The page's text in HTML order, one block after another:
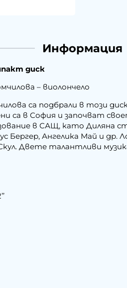
Информация
диск
– виолончело
са подбрали в този
са в София и започват
в САЩ, като Диляна
Ангелика Май и др.
Двете талантливи